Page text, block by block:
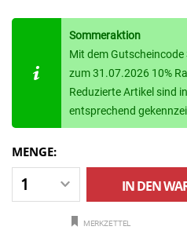
Sommeraktion
Mit dem Gutscheincode
zum 31.07.2026 10%
Reduzierte Artikel sind
entsprechend
MENGE:
IN DEN
MERKZETTEL